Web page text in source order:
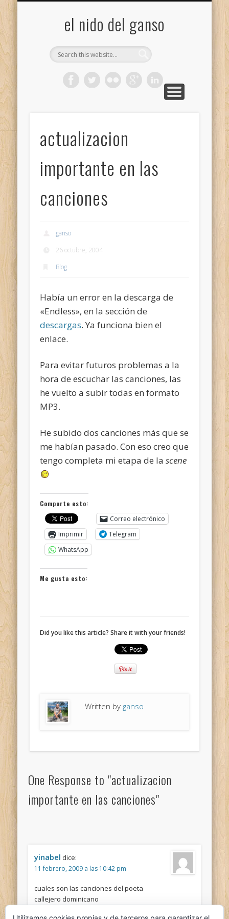
el nido del ganso
actualizacion
importante en las
canciones
ganso
26 octubre, 2004
Blog
Había un error en la descarga de
«Endless», en la sección de
descargas. Ya funciona bien el
enlace.
Para evitar futuros problemas a la
hora de escuchar las canciones, las
he vuelto a subir todas en formato
MP3.
He subido dos canciones más que se
me habían pasado. Con eso creo que
tengo completa mi etapa de lascene
Comparte esto:
Correo electrónico
Imprimir
Telegram
WhatsApp
Me gusta esto:
Did you like this article? Share it with your friends!
Written by ganso
One Response to "actualizacion
importante en las canciones"
yinabel dice:
11 febrero, 2009 a las 10:42 pm
cuales son las canciones del poeta
callejero dominicano